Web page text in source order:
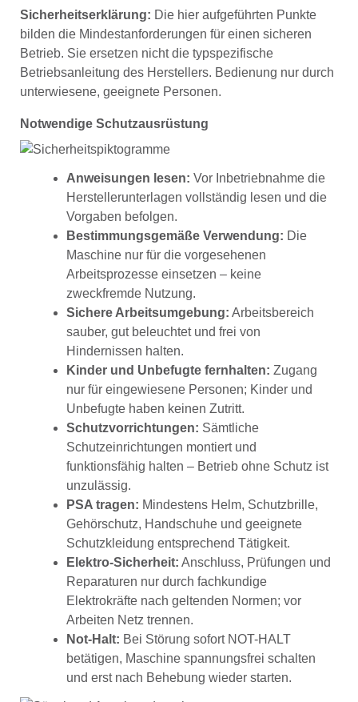
Sicherheitserklärung: Die hier aufgeführten Punkte
bilden die Mindestanforderungen für einen sicheren
Betrieb. Sie ersetzen nicht die typspezifische
Betriebsanleitung des Herstellers. Bedienung nur durch
unterwiesene, geeignete Personen.
Notwendige Schutzausrüstung
Anweisungen lesen: Vor Inbetriebnahme die
Herstellerunterlagen vollständig lesen und die
Vorgaben befolgen.
Bestimmungsgemäße Verwendung: Die
Maschine nur für die vorgesehenen
Arbeitsprozesse einsetzen – keine
zweckfremde Nutzung.
Sichere Arbeitsumgebung: Arbeitsbereich
sauber, gut beleuchtet und frei von
Hindernissen halten.
Kinder und Unbefugte fernhalten: Zugang
nur für eingewiesene Personen; Kinder und
Unbefugte haben keinen Zutritt.
Schutzvorrichtungen: Sämtliche
Schutzeinrichtungen montiert und
funktionsfähig halten – Betrieb ohne Schutz ist
unzulässig.
PSA tragen: Mindestens Helm, Schutzbrille,
Gehörschutz, Handschuhe und geeignete
Schutzkleidung entsprechend Tätigkeit.
Elektro-Sicherheit: Anschluss, Prüfungen und
Reparaturen nur durch fachkundige
Elektrokräfte nach geltenden Normen; vor
Arbeiten Netz trennen.
Not-Halt: Bei Störung sofort NOT-HALT
betätigen, Maschine spannungsfrei schalten
und erst nach Behebung wieder starten.